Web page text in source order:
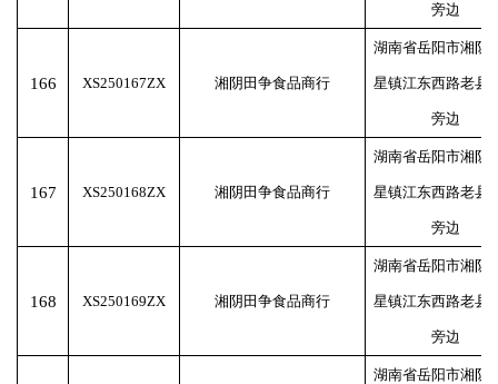
旁边
166 XS250167ZX 湘阴田争食品商行
湖南省岳阳市湘阴
星镇江东西路老县
旁边
167 XS250168ZX 湘阴田争食品商行
湖南省岳阳市湘阴
星镇江东西路老县
旁边
168 XS250169ZX 湘阴田争食品商行
湖南省岳阳市湘阴
星镇江东西路老县
旁边
湖南省岳阳市湘阴